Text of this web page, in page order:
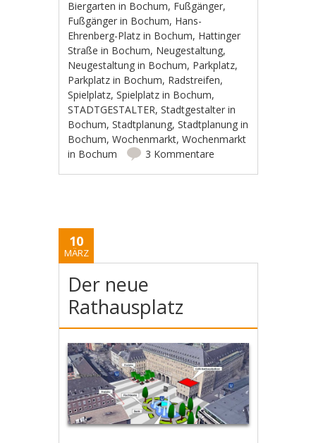
Biergarten in Bochum, Fußgänger,
Fußgänger in Bochum, Hans-
Ehrenberg-Platz in Bochum, Hattinger
Straße in Bochum, Neugestaltung,
Neugestaltung in Bochum, Parkplatz,
Parkplatz in Bochum, Radstreifen,
Spielplatz,Spielplatz in Bochum,
STADTGESTALTER,Stadtgestalter in
Bochum,Stadtplanung,Stadtplanung in
Bochum,Wochenmarkt,Wochenmarkt
in Bochum
3 Kommentare
10
MÄRZ
Der neue
Rathausplatz